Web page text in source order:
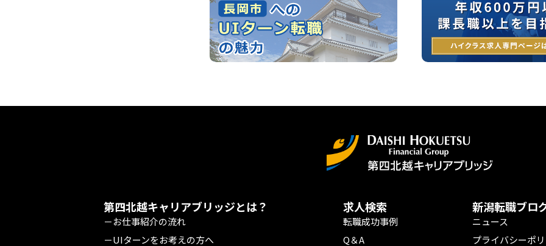
第四北越キャリアブリッジとは？
－お仕事紹介の流れ
－UIターンをお考えの方へ
求人検索
転職成功事例
Q＆A
新潟転職ブロ
ニュース
プライバシーポ